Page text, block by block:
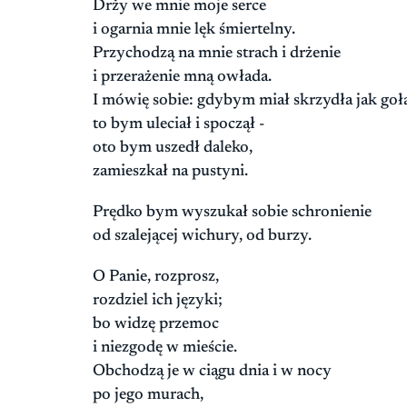
Drży we mnie moje serce
i ogarnia mnie lęk śmiertelny.
Przychodzą na mnie strach i drżenie
i przerażenie mną owłada.
I mówię sobie: gdybym miał skrzydła jak
to bym uleciał i spoczął -
oto bym uszedł daleko,
zamieszkał na pustyni.
Prędko bym wyszukał sobie schronienie
od szalejącej wichury, od burzy.
O Panie, rozprosz,
rozdziel ich języki;
bo widzę przemoc
i niezgodę w mieście.
Obchodzą je w ciągu dnia i w nocy
po jego murach,